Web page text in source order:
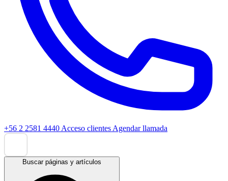
+56 2 2581 4440 Acceso clientes Agendar llamada
Buscar páginas y artículos